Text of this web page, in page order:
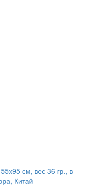
см, вес 36 гр., в
Китай